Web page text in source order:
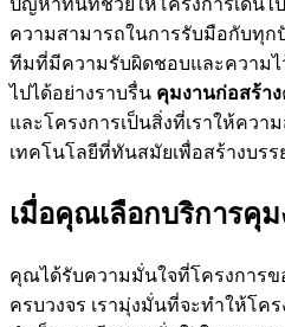
ความสามารถในการรับมือกับทุก
ทีมที่มีความรับผิดชอบและความไ
ไปได้อย่างราบรื่น คุมงานก่อสร้าง
และโครงการเป็นสิ่งที่เราให้ควา
เทคโนโลยีที่ทันสมัยเพื่อสร้างบร
เมื่อคุณเลือกบริการคุม
คุณได้รับความมั่นใจที่โครงการข
ครบวงจร เรามุ่งมั่นที่จะทำให้โค